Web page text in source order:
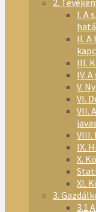
2.
I. A
II. A
III.
IV.
V.
VI.
VII.
VIII.
IX.
X.
XI.
3.
3.1